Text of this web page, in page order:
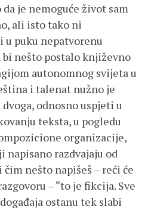
je nemoguće život sam
ali isto tako ni
puku nepatvorenu
nešto postalo književno
autonomnog svijeta u
i talenat nužno je
odnosno uspjeti u
teksta, u pogledu
organizacije,
napisano razdvajaju od
nešto napišeš – reći će
– “to je fikcija. Sve
ostanu tek slabi